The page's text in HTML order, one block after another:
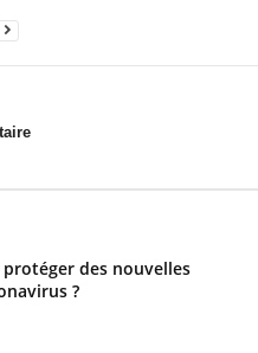
protéger des nouvelles
?